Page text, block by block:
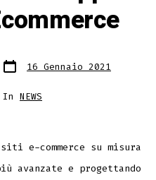
Data
articolo16 Gennaio 2021
In NEWS
e-commerce su misura
avanzate e progettando